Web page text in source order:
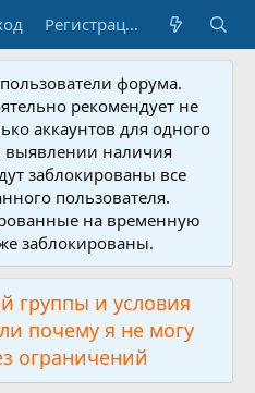
Регистрация
форума.
рекомендует не
аккаунтов для одного
выявлении наличия
заблокированы все
пользователя.
на временную
заблокированы.
группы и условия
почему я не могу
ограничений